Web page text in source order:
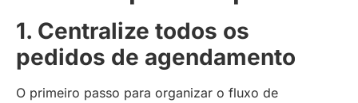
1. Centralize todos os
pedidos de agendamento
O primeiro passo para organizar o fluxo de